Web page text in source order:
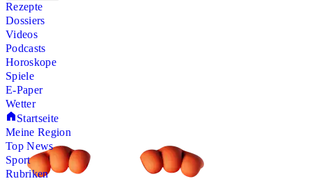
Rezepte
Dossiers
Videos
Podcasts
Horoskope
Spiele
E-Paper
Wetter
Startseite
Meine Region
Top News
Sport
Rubriken